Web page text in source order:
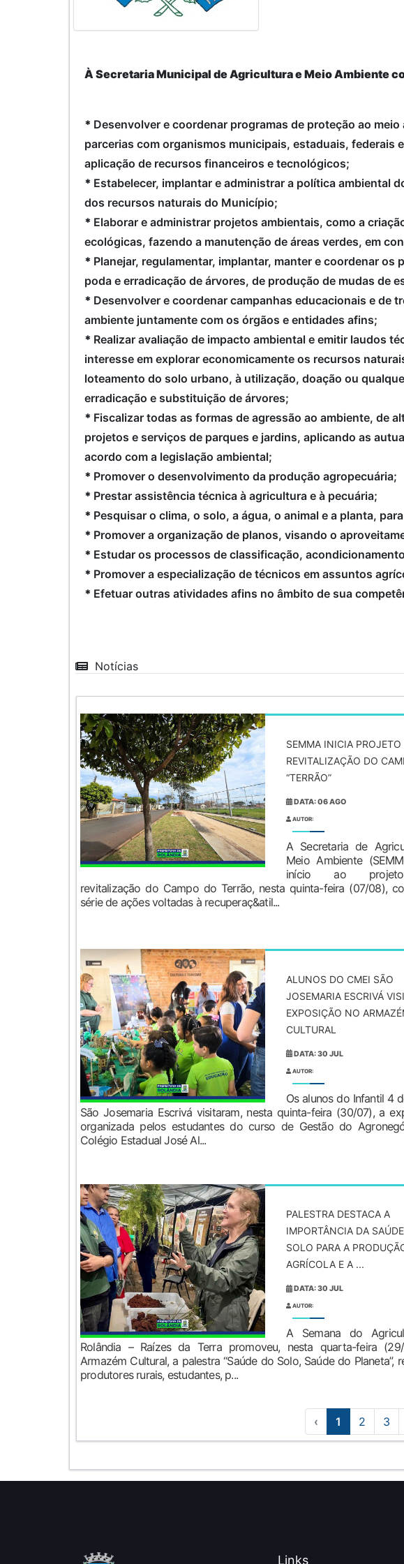
À Secretaria Municipal de Agricultura e Meio Ambiente
* Desenvolver e coordenar programas de proteção ao
parcerias com organismos municipais, estaduais, federais
aplicação de recursos financeiros e tecnológicos;
* Estabelecer, implantar e administrar a política ambiental
dos recursos naturais do Município;
* Elaborar e administrar projetos ambientais, como a
ecológicas, fazendo a manutenção de áreas verdes, em
* Planejar, regulamentar, implantar, manter e coordenar
poda e erradicação de árvores, de produção de mudas de
* Desenvolver e coordenar campanhas educacionais e de
ambiente juntamente com os órgãos e entidades afins;
* Realizar avaliação de impacto ambiental e emitir laudos
interesse em explorar economicamente os recursos
loteamento do solo urbano, à utilização, doação ou
erradicação e substituição de árvores;
* Fiscalizar todas as formas de agressão ao ambiente, de
projetos e serviços de parques e jardins, aplicando as
acordo com a legislação ambiental;
* Promover o desenvolvimento da produção agropecuária;
* Prestar assistência técnica à agricultura e à pecuária;
* Pesquisar o clima, o solo, a água, o animal e a planta,
* Promover a organização de planos, visando o
* Estudar os processos de classificação,
* Promover a especialização de técnicos em assuntos
* Efetuar outras atividades afins no âmbito de sua
Notícias
SEMMA INICIA PROJETO
REVITALIZAÇÃO DO
“TERRÃO”
DATA: 06 AGO
AUTOR:
A Secretaria de
Meio Ambiente
início ao
revitalização do Campo do Terrão, nesta quinta-feira (07/08),
série de ações voltadas à recuperaç&atil...
ALUNOS DO CMEI SÃO
JOSEMARIA ESCRIVÁ
EXPOSIÇÃO NO
CULTURAL
DATA: 30 JUL
AUTOR:
Os alunos do Infantil 4
São Josemaria Escrivá visitaram, nesta quinta-feira (30/07), a
organizada pelos estudantes do curso de Gestão do
Colégio Estadual José Al...
PALESTRA DESTACA A
IMPORTÂNCIA DA
SOLO PARA A
AGRÍCOLA E A ...
DATA: 30 JUL
AUTOR:
A Semana do
Rolândia – Raízes da Terra promoveu, nesta quarta-feira
Armazém Cultural, a palestra “Saúde do Solo, Saúde do Planeta”,
produtores rurais, estudantes, p...
‹ 1 2 3
Links